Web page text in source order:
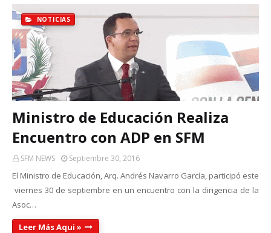
NOTICIAS
Ministro de Educación Realiza
Encuentro con ADP en SFM
SFM NEWS Septiembre 30, 2016
El Ministro de Educación, Arq. Andrés Navarro García, participó este
viernes 30 de septiembre en un encuentro con la dirigencia de la
Asoc…
Leer Más Aqui »